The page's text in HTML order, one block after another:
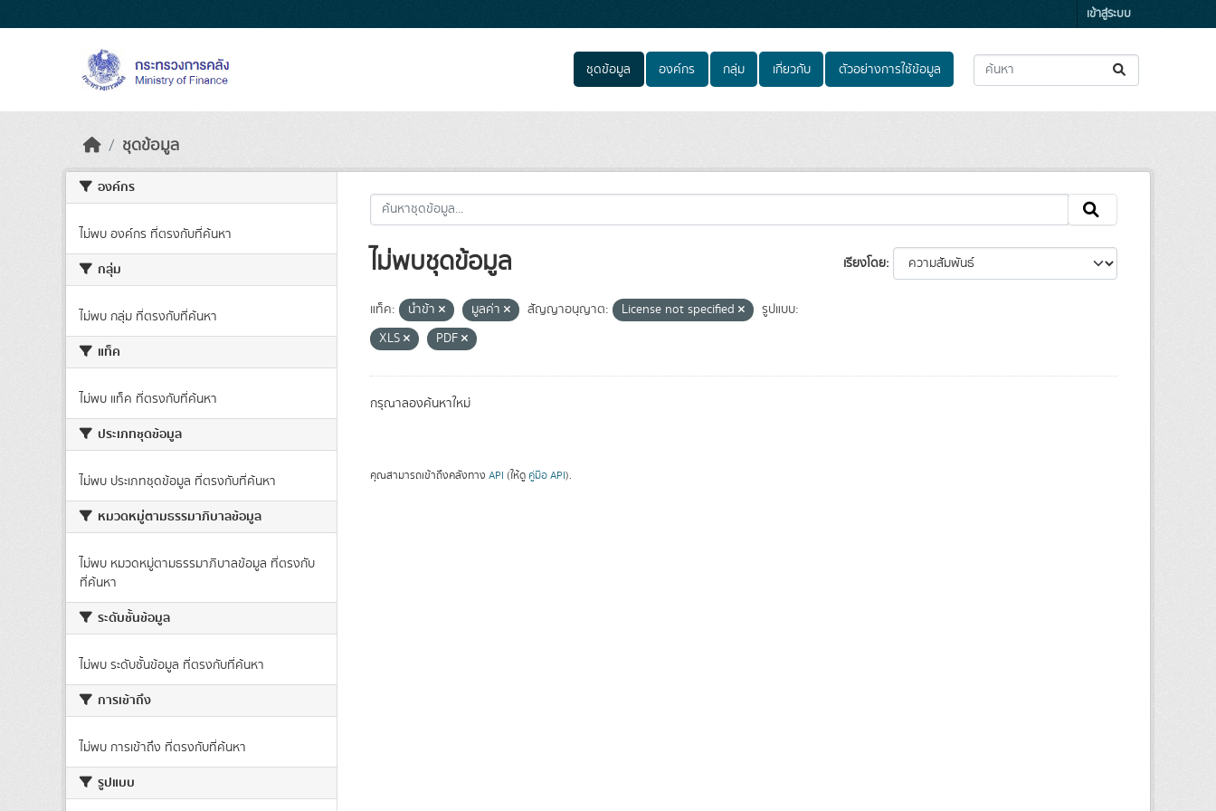
เข้าสู่ระบบ
ชุดข้อมูล องค์กร กลุ่ม เกี่ยวกับ ตัวอย่างการใช้ข้อมูล
ชุดข้อมูล
องค์กร
ไม่พบ องค์กร ที่ตรงกับที่ค้นหา
กลุ่ม
ไม่พบ กลุ่ม ที่ตรงกับที่ค้นหา
แท็ค
ไม่พบ แท็ค ที่ตรงกับที่ค้นหา
ประเภทชุดข้อมูล
ไม่พบ ประเภทชุดข้อมูล ที่ตรงกับที่ค้นหา
หมวดหมู่ตามธรรมาภิบาลข้อมูล
ไม่พบ หมวดหมู่ตามธรรมาภิบาลข้อมูล ที่ตรงกับ
ที่ค้นหา
ระดับชั้นข้อมูล
ไม่พบ ระดับชั้นข้อมูล ที่ตรงกับที่ค้นหา
การเข้าถึง
ไม่พบ การเข้าถึง ที่ตรงกับที่ค้นหา
รูปแบบ
เรียงโดย
ไม่พบชุดข้อมูล
แท็ค: นำข้า มูลค่า สัญญาอนุญาต: License not specified
รูปแบบ:
XLS
PDF
กรุณาลองค้นหาใหม่
คุณสามารถเข้าถึงคลังทาง API (ให้ดู คู่มือ API).